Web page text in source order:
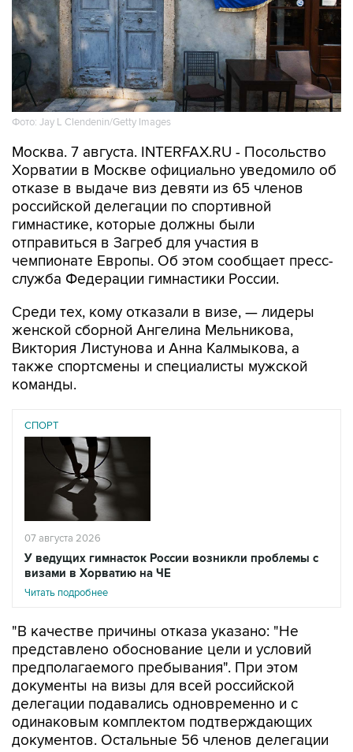
Фото: Jay L Clendenin/Getty Images
Москва. 7 августа. INTERFAX.RU - Посольство
Хорватии в Москве официально уведомило об
отказе в выдаче виз девяти из 65 членов
российской делегации по спортивной
гимнастике, которые должны были
отправиться в Загреб для участия в
чемпионате Европы. Об этом сообщает пресс-
служба Федерации гимнастики России.
Среди тех, кому отказали в визе, — лидеры
женской сборной Ангелина Мельникова,
Виктория Листунова и Анна Калмыкова, а
также спортсмены и специалисты мужской
команды.
СПОРТ
07 августа 2026
У ведущих гимнасток России возникли проблемы с
визами в Хорватию на ЧЕ
Читать подробнее
"В качестве причины отказа указано: "Не
представлено обоснование цели и условий
предполагаемого пребывания". При этом
документы на визы для всей российской
делегации подавались одновременно и с
одинаковым комплектом подтверждающих
документов. Остальные 56 членов делегации